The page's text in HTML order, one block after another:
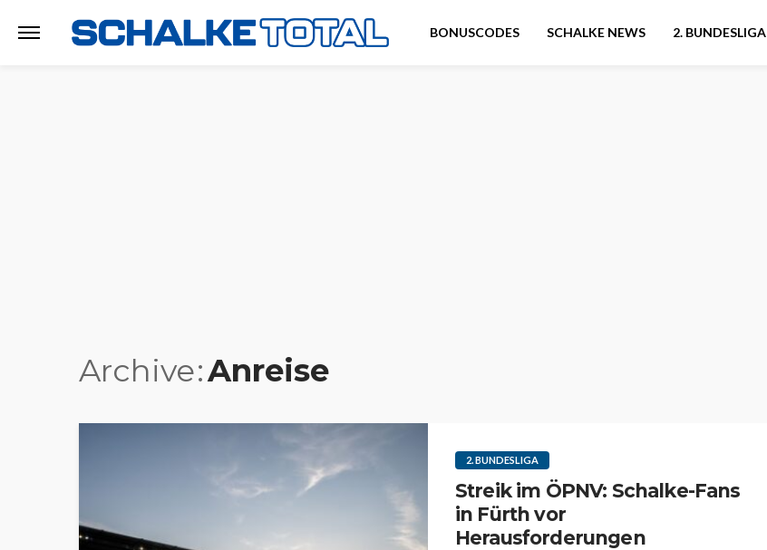
BONUSCODES SCHALKE NEWS 2. BUNDESLIGA
Archive Anreise
2. BUNDESLIGA
Streik im ÖPNV: Schalke-Fans
in Fürth vor
Herausforderungen